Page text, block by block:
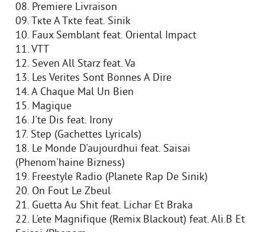
08. Premiere Livraison
09. Tкte A Tкte feat. Sinik
10. Faux Semblant feat. Oriental Impact
11. VTT
12. Seven All Starz feat. Va
13. Les Verites Sont Bonnes A Dire
14. A Chaque Mal Un Bien
15. Magique
16. J'te Dis feat. Irony
17. Step (Gachettes Lyricals)
18. Le Monde D'aujourdhui feat. Saisai
(Phenom'haine Bizness)
19. Freestyle Radio (Planete Rap De Sinik)
20. On Fout Le Zbeul
21. Guetta Au Shit feat. Lichar Et Braka
22. L'ete Magnifique (Remix Blackout) feat. Ali.B Et